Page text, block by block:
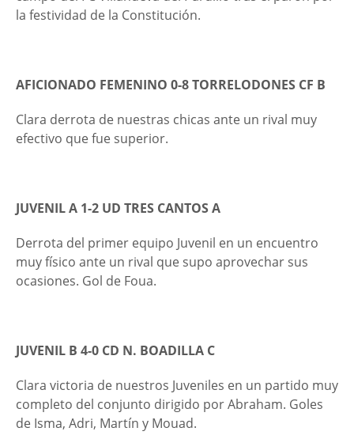
la festividad de la Constitución.
AFICIONADO FEMENINO 0-8 TORRELODONES CF B
Clara derrota de nuestras chicas ante un rival muy
efectivo que fue superior.
JUVENIL A 1-2 UD TRES CANTOS A
Derrota del primer equipo Juvenil en un encuentro
muy físico ante un rival que supo aprovechar sus
ocasiones. Gol de Foua.
JUVENIL B 4-0 CD N. BOADILLA C
Clara victoria de nuestros Juveniles en un partido muy
completo del conjunto dirigido por Abraham. Goles
de Isma, Adri, Martín y Mouad.